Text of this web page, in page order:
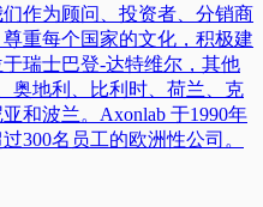
作为顾问、投资者、分销商
重每个国家的文化，积极建
瑞士巴登-达特维尔，其他
奥地利、比利时、荷兰、克
和波兰。Axonlab 于1990年
300名员工的欧洲性公司。